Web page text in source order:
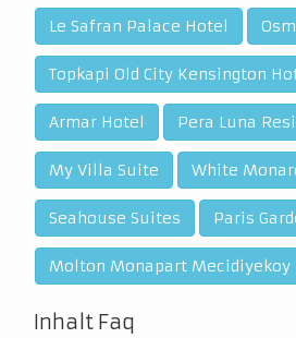
Le Safran Palace Hotel
Topkapi Old City Kensington
Armar Hotel Pera Luna
My Villa Suite White
Seahouse Suites Paris
Molton Monapart Mecidiyekoy
Inhalt Faq